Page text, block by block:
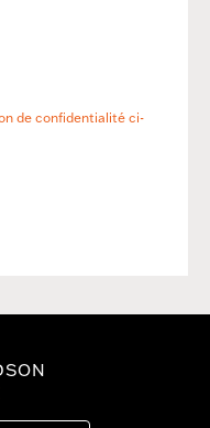
de confidentialité ci-